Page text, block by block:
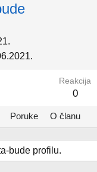
Reakcija
0
Poruke O članu
bude profilu.